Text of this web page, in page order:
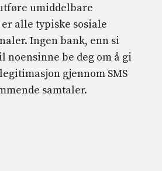
umiddelbare
alle typiske sosiale
Ingen bank, enn si
noensinne be deg om å gi
gjennom SMS
samtaler.